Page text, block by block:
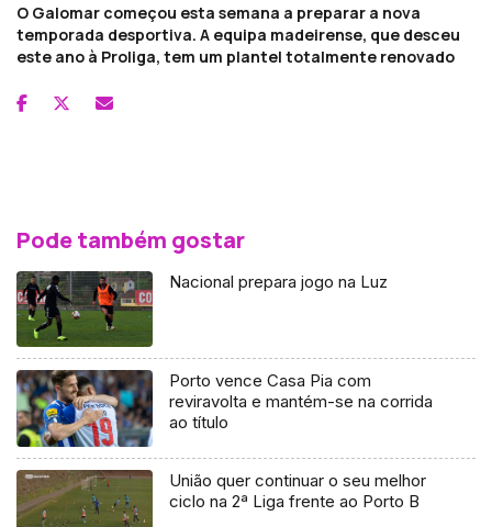
O Galomar começou esta semana a preparar a nova
temporada desportiva. A equipa madeirense, que desceu
este ano à Proliga, tem um plantel totalmente renovado
Pode também gostar
Nacional prepara jogo na Luz
Porto vence Casa Pia com
reviravolta e mantém-se na corrida
ao título
União quer continuar o seu melhor
ciclo na 2ª Liga frente ao Porto B